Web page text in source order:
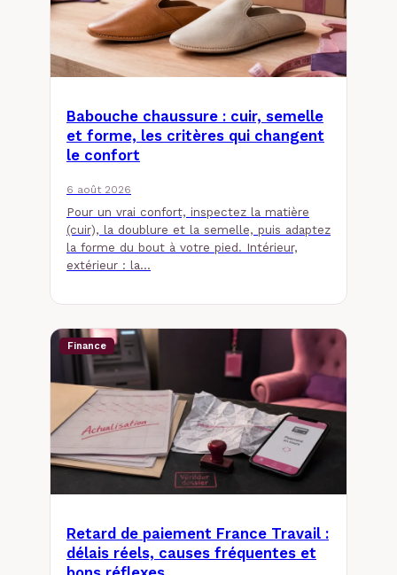
Babouche chaussure : cuir, semelle
et forme, les critères qui changent
le confort
6 août 2026
Pour un vrai confort, inspectez la matière
(cuir), la doublure et la semelle, puis adaptez
la forme du bout à votre pied. Intérieur,
extérieur : la…
Finance
Retard de paiement France Travail :
délais réels, causes fréquentes et